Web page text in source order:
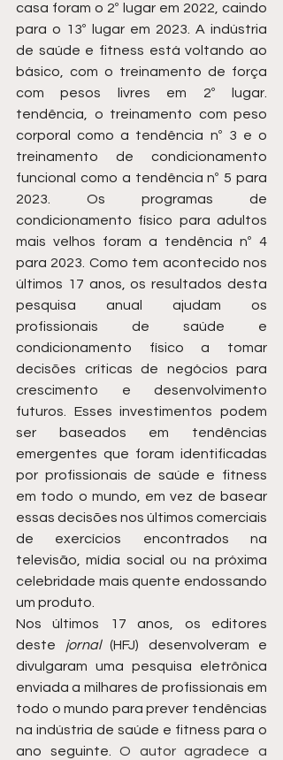
casa foram o 2º lugar em 2022, caindo
para o 13º lugar em 2023. A indústria
de saúde e fitness está voltando ao
básico, com o treinamento de força
com pesos livres em 2º lugar.
tendência, o treinamento com peso
corporal como a tendência nº 3 e o
treinamento de condicionamento
funcional como a tendência nº 5 para
2023. Os programas de
condicionamento físico para adultos
mais velhos foram a tendência nº 4
para 2023. Como tem acontecido nos
últimos 17 anos, os resultados desta
pesquisa anual ajudam os
profissionais de saúde e
condicionamento físico a tomar
decisões críticas de negócios para
crescimento e desenvolvimento
futuros. Esses investimentos podem
ser baseados em tendências
emergentes que foram identificadas
por profissionais de saúde e fitness
em todo o mundo, em vez de basear
essas decisões nos últimos comerciais
de exercícios encontrados na
televisão, mídia social ou na próxima
celebridade mais quente endossando
um produto.
Nos últimos 17 anos, os editores
deste jornal (HFJ) desenvolveram e
divulgaram uma pesquisa eletrônica
enviada a milhares de profissionais em
todo o mundo para prever tendências
na indústria de saúde e fitness para o
ano seguinte. O autor agradece a